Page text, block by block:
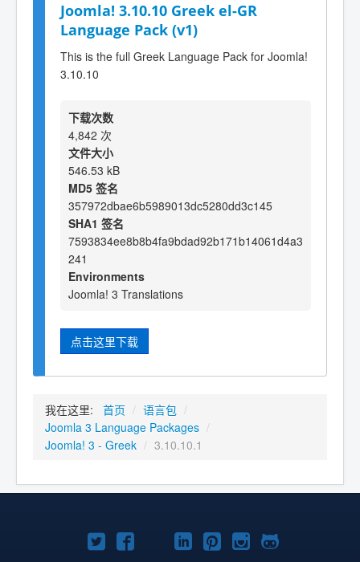
Joomla! 3.10.10 Greek el-GR
Language Pack (v1)
This is the full Greek Language Pack for Joomla!
3.10.10
下载次数
4,842 次
文件大小
546.53 kB
MD5 签名
357972dbae6b5989013dc5280dd3c145
SHA1 签名
7593834ee8b8b4fa9bdad92b171b14061d4a3
241
Environments
Joomla! 3 Translations
点击这里下载
我在这里: 首页 / 语言包 /
Joomla 3 Language Packages /
Joomla! 3 - Greek / 3.10.10.1
TwitterFacebookYouTube
LinkedIn
Pinterest
Instagram
GitHub